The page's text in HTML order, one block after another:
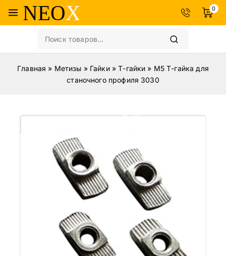
0
Главная » Метизы » Гайки»Т-гайки » М5 Т-гайка для
станочного профиля 3030